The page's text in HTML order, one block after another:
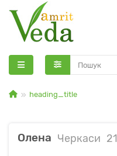
heading_title
Олена Черкаси